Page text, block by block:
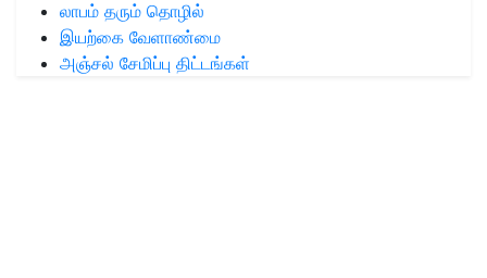
லாபம் தரும் தொழில்
இயற்கை வேளாண்மை
அஞ்சல் சேமிப்பு திட்டங்கள்